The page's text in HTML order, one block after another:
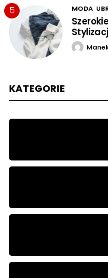
5 MODA
KATEGORIE